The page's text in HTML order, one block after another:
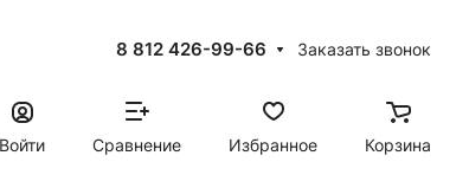
8 812 426-99-66 Заказать звонок
Войти
Сравнение Избранное Корзина